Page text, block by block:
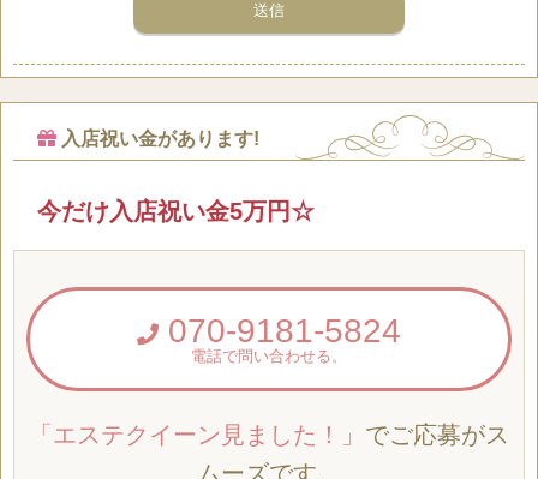
入店祝い金があります!
今だけ入店祝い金5万円☆
070-9181-5824
電話で問い合わせる。
「エステクイーン見ました！」 でご応募がス
ムーズです。